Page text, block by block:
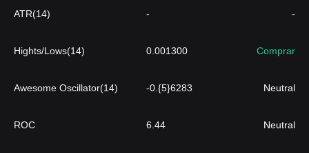
ATR(14) - -
Hights/Lows(14) 0.001300 Comprar
Awesome Oscillator(14) -0.{5}6283 Neutral
ROC 6.44 Neutral